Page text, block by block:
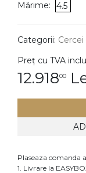
DIAMANTE
Cercei
Accesorii
Mărime: 4.5
Categorii:
Preț cu TVA
12.91800
Plaseaza comanda
1. Livrare la